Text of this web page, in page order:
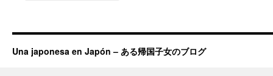
Una japonesa en Japón – ある帰国子女のブログ